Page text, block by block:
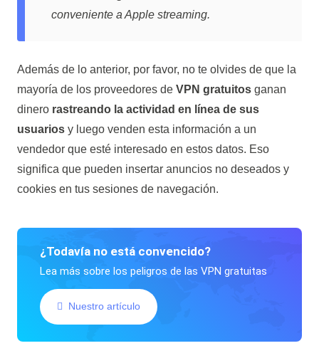
conveniente a Apple streaming.
Además de lo anterior, por favor, no te olvides de que la
mayoría de los proveedores de VPN gratuitosganan
dinero rastreando la actividad en línea de sus
usuariosy luego venden esta información a un
vendedor que esté interesado en estos datos. Eso
significa que pueden insertar anuncios no deseados y
cookies en tus sesiones de navegación.
¿Todavía no está convencido?
Lea más sobre los peligros de las VPN gratuitas
Nuestro artículo